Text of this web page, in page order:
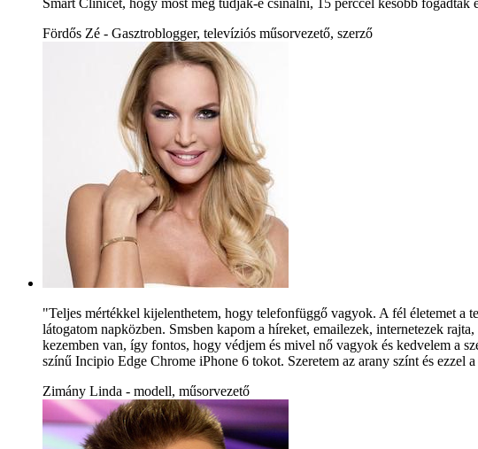
Fördős Zé - Gasztroblogger, televíziós műsorvezető, szerző
"Teljes mértékkel kijelenthetem, hogy telefonfüggő vagyok. A fél életemet a
látogatom napközben. Smsben kapom a híreket, emailezek, internetezek
kezemben van, így fontos, hogy védjem és mivel nő vagyok és kedvelem a
színű Incipio Edge Chrome iPhone 6 tokot. Szeretem az arany színt és
Zimány Linda - modell, műsorvezető